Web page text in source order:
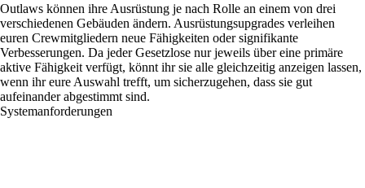
Outlaws können ihre Ausrüstung je nach Rolle an einem von drei
verschiedenen Gebäuden ändern. Ausrüstungsupgrades verleihen
euren Crewmitgliedern neue Fähigkeiten oder signifikante
Verbesserungen. Da jeder Gesetzlose nur jeweils über eine primäre
aktive Fähigkeit verfügt, könnt ihr sie alle gleichzeitig anzeigen lassen,
wenn ihr eure Auswahl trefft, um sicherzugehen, dass sie gut
aufeinander abgestimmt sind.
Systemanforderungen